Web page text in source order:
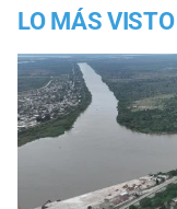
LO MÁS VISTO